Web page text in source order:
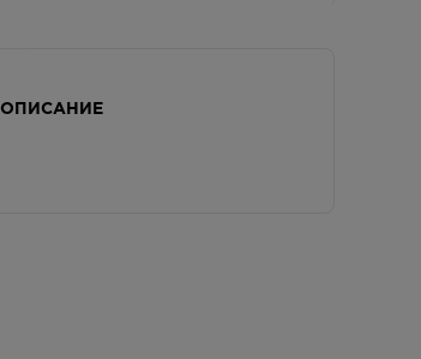
ОПИСАНИЕ